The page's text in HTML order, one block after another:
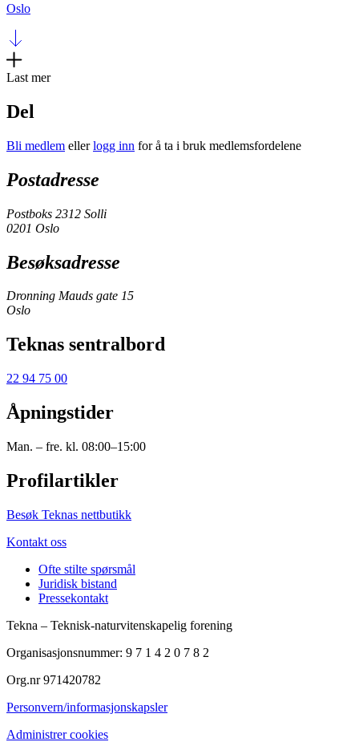
Oslo
Last mer
Del
Bli medlem ellerlogg inn for å ta i bruk medlemsfordelene
Postadresse
Postboks 2312 Solli
0201 Oslo
Besøksadresse
Dronning Mauds gate 15
Oslo
Teknas sentralbord
22 94 75 00
Åpningstider
Man. – fre. kl. 08:00–15:00
Profilartikler
Besøk Teknas nettbutikk
Kontakt oss
Ofte stilte spørsmål
Juridisk bistand
Pressekontakt
Tekna – Teknisk-naturvitenskapelig forening
Organisasjonsnummer: 9 7 1 4 2 0 7 8 2
Org.nr 971420782
Personvern/informasjonskapsler
Administrer cookies